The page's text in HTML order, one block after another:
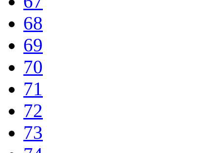
68
69
70
71
72
73